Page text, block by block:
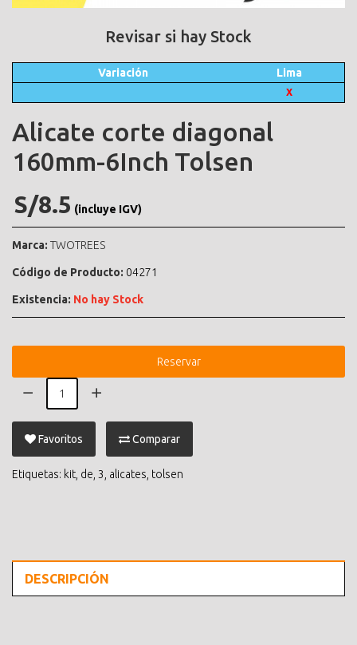
Revisar si hay Stock
Variación Lima
X
Alicate corte diagonal
160mm-6Inch Tolsen
S/8.5 (incluye IGV)
Marca: TWOTREES
Código de Producto: 04271
Existencia: No hay Stock
Reservar
Favoritos Comparar
Etiquetas: kit de 3 alicates tolsen
DESCRIPCIÓN